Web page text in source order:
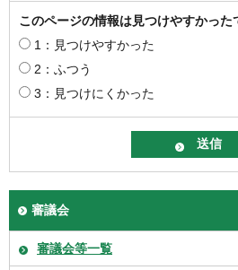
このページの情報は見つけやすかった
1：見つけやすかった
2：ふつう
3：見つけにくかった
審議会
審議会等一覧